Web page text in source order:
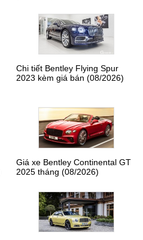
Chi tiết Bentley Flying Spur
2023 kèm giá bán (08/2026)
Giá xe Bentley Continental GT
2025 tháng (08/2026)